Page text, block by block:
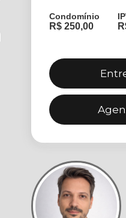
Condomínio
R$ 250,00